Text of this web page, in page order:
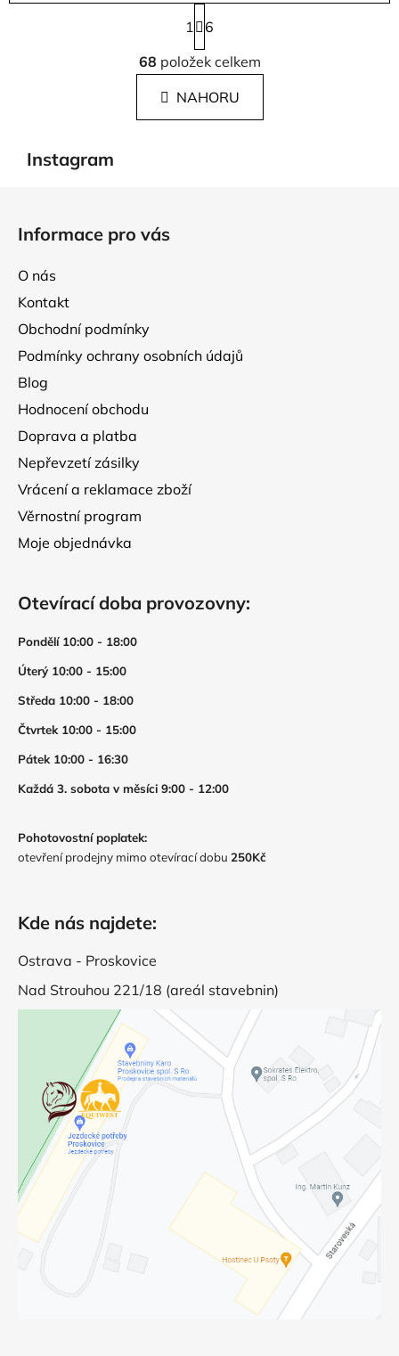
O
v
l
á
d
i
S
t
r
á
n
k
1
6
68 položek celkem
NAHORU
Instagram
Informace pro vás
O nás
Kontakt
Obchodní podmínky
Podmínky ochrany osobních údajů
Blog
Hodnocení obchodu
Doprava a platba
Nepřevzetí zásilky
Vrácení a reklamace zboží
Věrnostní program
Moje objednávka
Otevírací doba provozovny:
Pondělí 10:00 - 18:00
Úterý 10:00 - 15:00
Středa 10:00 - 18:00
Čtvrtek 10:00 - 15:00
Pátek 10:00 - 16:30
Každá 3. sobota v měsíci 9:00 - 12:00
Pohotovostní poplatek:
otevření prodejny mimo otevírací dobu 250Kč
Kde nás najdete:
Ostrava - Proskovice
Nad Strouhou 221/18 (areál stavebnin)